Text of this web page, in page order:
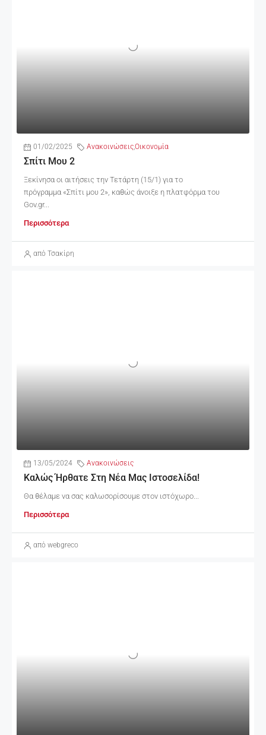
01/02/2025 Ανακοινώσεις,Οικονομία
Σπίτι Μου 2
Ξεκίνησα οι αιτήσεις την Τετάρτη (15/1) για το
πρόγραμμα «Σπίτι μου 2», καθώς άνοιξε η πλατφόρμα του
Gov.gr...
Περισσότερα
από Τσακίρη
13/05/2024 Ανακοινώσεις
Καλώς Ήρθατε Στη Νέα Μας Ιστοσελίδα!
Θα θέλαμε να σας καλωσορίσουμε στον ιστόχωρο...
Περισσότερα
από webgreco